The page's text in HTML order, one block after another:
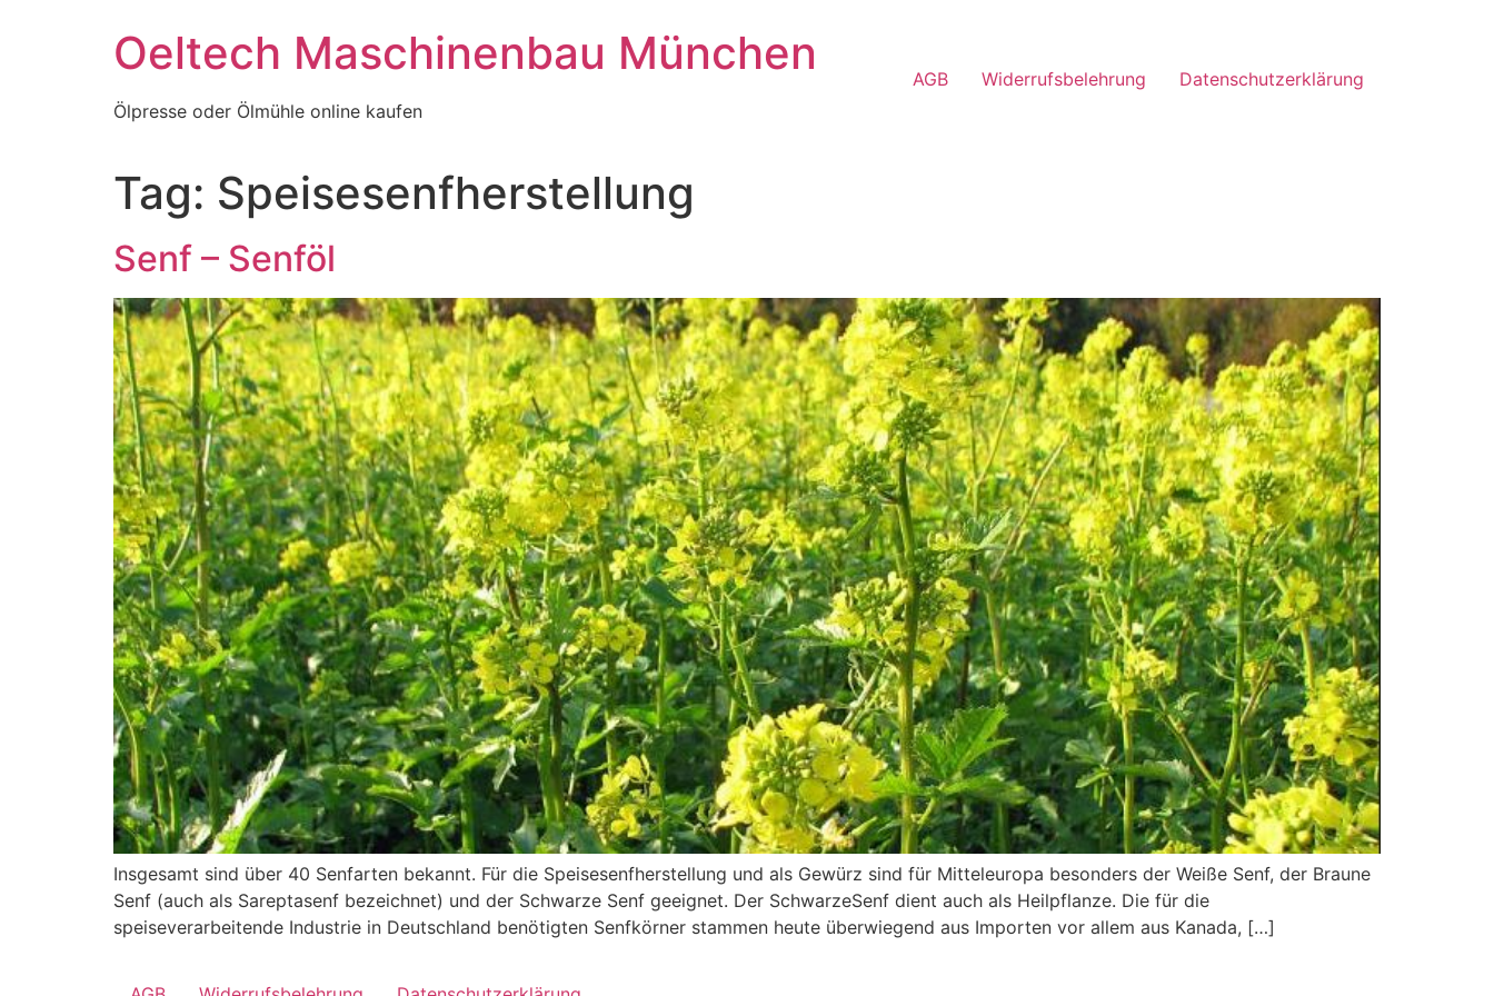
Oeltech Maschinenbau München
Ölpresse oder Ölmühle online kaufen
AGB Widerrufsbelehrung Datenschutzerklärung
Tag: Speisesenfherstellung
Senf – Senföl
Insgesamt sind über 40 Senfarten bekannt. Für die Speisesenfherstellung und als Gewürz sind für Mitteleuropa besonders der Weiße Senf, der Braune
Senf (auch als Sareptasenf bezeichnet) und der Schwarze Senf geeignet. Der SchwarzeSenf dient auch als Heilpflanze. Die für die
speiseverarbeitende Industrie in Deutschland benötigten Senfkörner stammen heute überwiegend aus Importen vor allem aus Kanada, […]